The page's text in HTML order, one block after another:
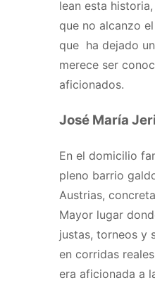
lean esta
que no alcanzo
que ha dejado
merece ser
aficionados.
José María
En el domicilio
pleno barrio
Austrias,
Mayor lugar
justas, torneos y
en corridas
era aficionada a